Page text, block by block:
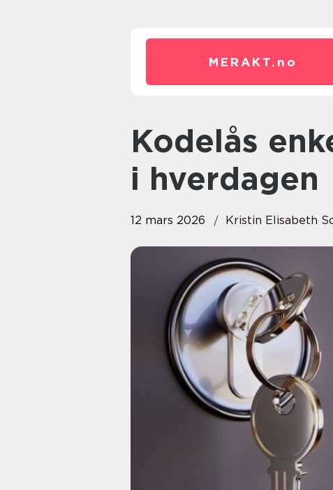
MERAKT. no
Kodelås enkel og trygg adgang
i hverdagen
12 mars 2026 Kristin Elisabeth